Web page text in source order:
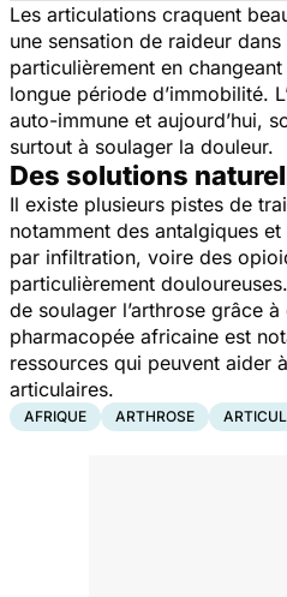
Les articulations craquent
une sensation de raideur
particulièrement en
longue période d’immobilité.
auto-immune et aujourd’hui,
surtout à soulager la douleur.
Des solutions
Il existe plusieurs pistes de
notamment des antalgiques
par infiltration, voire des
particulièrement
de soulager l’arthrose grâce
pharmacopée africaine est
ressources qui peuvent aider
articulaires.
AFRIQUE ARTHROSE